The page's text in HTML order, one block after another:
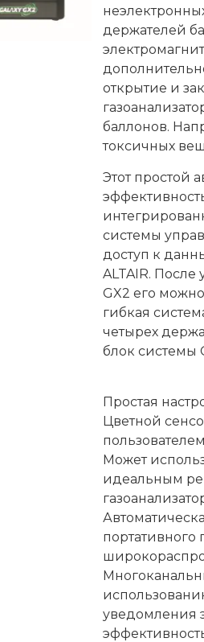
держателей
открытие и
баллонов.
токсичных
Этот простой
системы
доступ к
ALTAIR. После
GX2 его
гибкая
четырех
блок системы
Простая
Цветной
Может
идеальным
портативного
уведомления